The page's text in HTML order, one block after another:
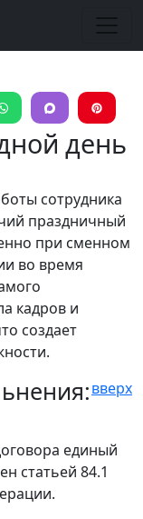
день
сотрудника
праздничный
при сменном
во время
кадров и
создает
вверх
единый
статьей 84.1